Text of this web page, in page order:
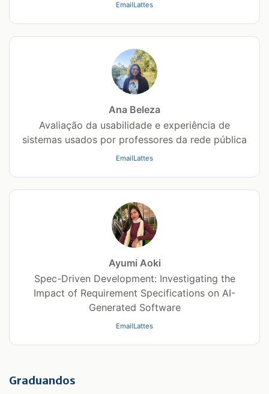
EmailLattes
Ana Beleza
Avaliação da usabilidade e experiência de
sistemas usados por professores da rede pública
EmailLattes
Ayumi Aoki
Spec-Driven Development: Investigating the
Impact of Requirement Specifications on AI-
Generated Software
EmailLattes
Graduandos